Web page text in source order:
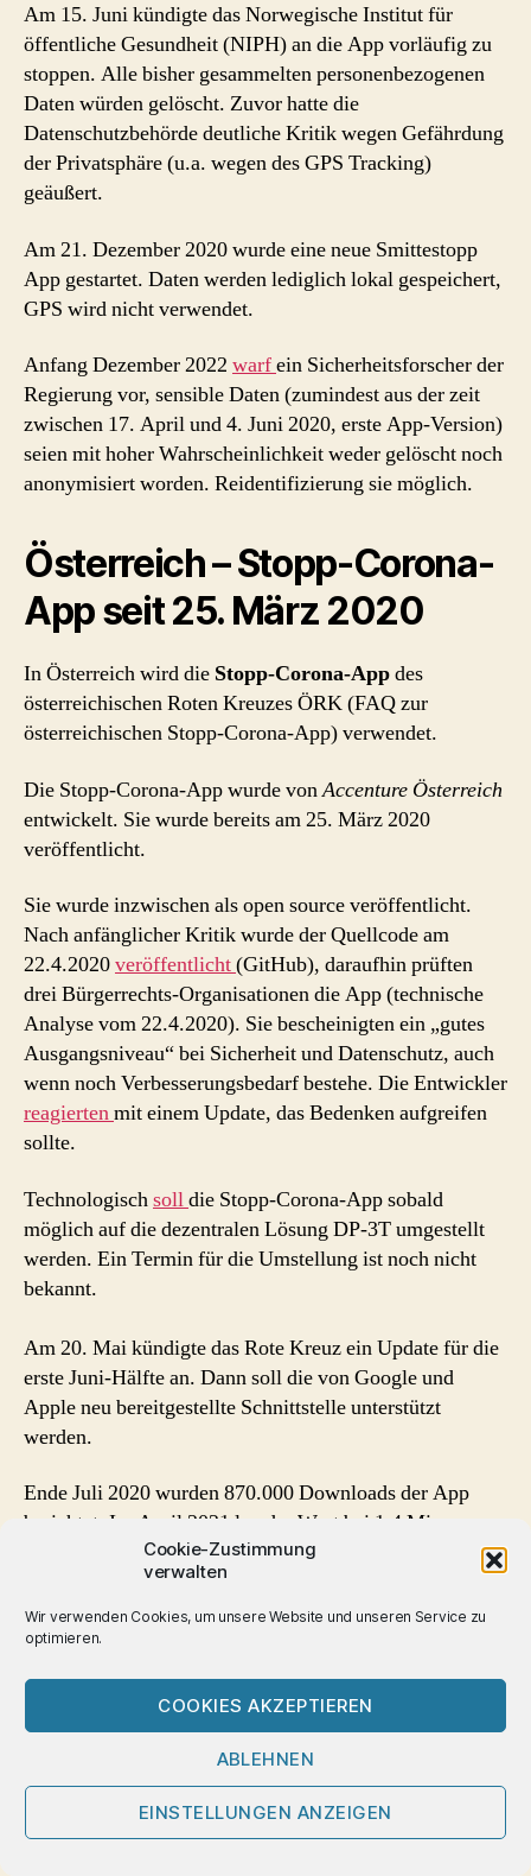
Cookie-Zustimmung
verwalten
Wir verwenden Cookies, um unsere Website und unseren Service zu
optimieren.
COOKIES AKZEPTIEREN
ABLEHNEN
EINSTELLUNGEN ANZEIGEN
Am 15. Juni kündigte das Norwegische Institut für
öffentliche Gesundheit (NIPH) an die App vorläufig zu
stoppen. Alle bisher gesammelten personenbezogenen
Daten würden gelöscht. Zuvor hatte die
Datenschutzbehörde deutliche Kritik wegen Gefährdung
der Privatsphäre (u.a. wegen des GPS Tracking)
geäußert.
Am 21. Dezember 2020 wurde eine neue Smittestopp
App gestartet. Daten werden lediglich lokal gespeichert,
GPS wird nicht verwendet.
Anfang Dezember 2022 warfein Sicherheitsforscher der
Regierung vor, sensible Daten (zumindest aus der zeit
zwischen 17. April und 4. Juni 2020, erste App-Version)
seien mit hoher Wahrscheinlichkeit weder gelöscht noch
anonymisiert worden. Reidentifizierung sie möglich.
Österreich – Stopp-Corona-
App seit 25. März 2020
In Österreich wird die Stopp-Corona-Appdes
österreichischen Roten Kreuzes ÖRK (FAQ zur
österreichischen Stopp-Corona-App) verwendet.
Die Stopp-Corona-App wurde vonAccenture Österreich
entwickelt. Sie wurde bereits am 25. März 2020
veröffentlicht.
Sie wurde inzwischen als open source veröffentlicht.
Nach anfänglicher Kritik wurde der Quellcode am
22.4.2020veröffentlicht(GitHub), daraufhin prüften
drei Bürgerrechts-Organisationen die App (technische
Analyse vom 22.4.2020). Sie bescheinigten ein „gutes
Ausgangsniveau“ bei Sicherheit und Datenschutz, auch
wenn noch Verbesserungsbedarf bestehe. Die Entwickler
reagiertenmit einem Update, das Bedenken aufgreifen
sollte.
Technologischsolldie Stopp-Corona-App sobald
möglich auf die dezentralen Lösung DP-3T umgestellt
werden. Ein Termin für die Umstellung ist noch nicht
bekannt.
Am 20. Mai kündigte das Rote Kreuz ein Update für die
erste Juni-Hälfte an. Dann soll die von Google und
Apple neu bereitgestellte Schnittstelle unterstützt
werden.
Ende Juli 2020 wurden 870.000 Downloads der App
berichtet. Im April 2021 lag der Wert bei 1,4 Mio.
Im Gegensatz zu anderen Corona Apps soll die
österreichische AppkeineCheck-In – Funktionen
erhalten, wurde Mitte April 2021 bekannt.
Polen – Protego &
kwarantanna domowa seit 1.
April 2020 Pflicht bei